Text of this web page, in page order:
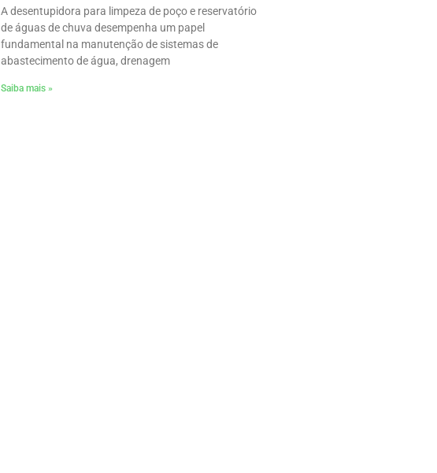
A desentupidora para limpeza de poço e reservatório
de águas de chuva desempenha um papel
fundamental na manutenção de sistemas de
abastecimento de água, drenagem
Saiba mais »